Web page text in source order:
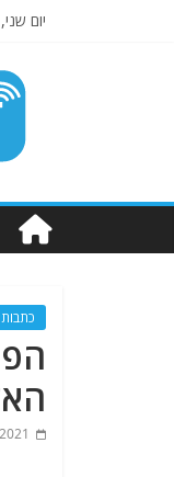
יום שני, מאי
מודיעין